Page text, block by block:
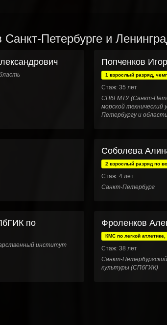
Петербурге и
Попченков
1 взрослый разряд,
Стаж: 35 лет
СПбГМТУ (Санкт-
морской
Петербургу и
Соболева
2 взрослый разряд по
Стаж: 4 лет
Санкт-Петербург
по
институт
Фроленков
КМС по легкой
Стаж: 38 лет
Санкт-
культуры (СПбГИК)